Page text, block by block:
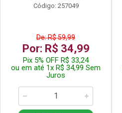
Código: 257049
De: R$ 59,99
Por: R$ 34,99
Pix 5% OFF R$ 33,24
ou em até 1x R$ 34,99 Sem
Juros